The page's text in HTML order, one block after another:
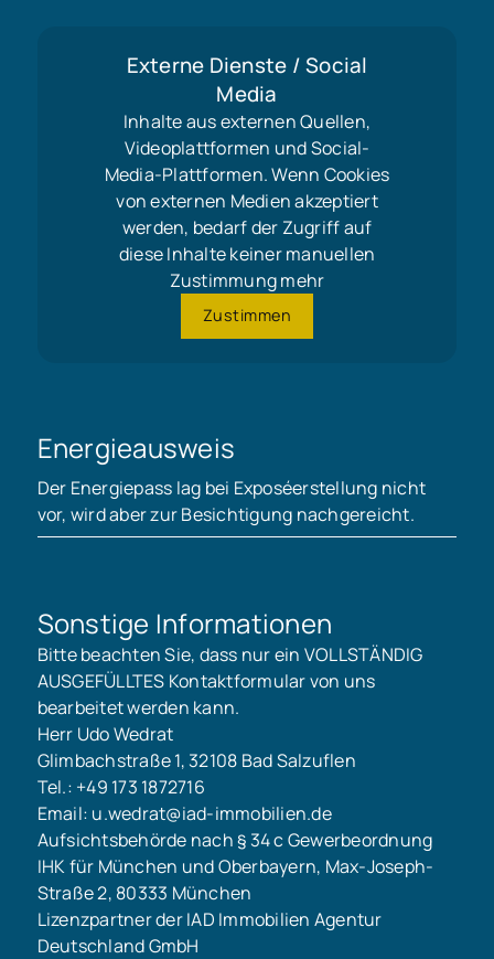
Externe Dienste / Social
Media
Inhalte aus externen Quellen,
Videoplattformen und Social-
Media-Plattformen. Wenn Cookies
von externen Medien akzeptiert
werden, bedarf der Zugriff auf
diese Inhalte keiner manuellen
Zustimmung mehr
Zustimmen
Energieausweis
Der Energiepass lag bei Exposéerstellung nicht
vor, wird aber zur Besichtigung nachgereicht.
Sonstige Informationen
Bitte beachten Sie, dass nur ein VOLLSTÄNDIG
AUSGEFÜLLTES Kontaktformular von uns
bearbeitet werden kann.
Herr Udo Wedrat
Glimbachstraße 1, 32108 Bad Salzuflen
Tel.: +49 173 1872716
Email: u.wedrat@iad-immobilien.de
Aufsichtsbehörde nach § 34 c Gewerbeordnung
IHK für München und Oberbayern, Max-Joseph-
Straße 2, 80333 München
Lizenzpartner der IAD Immobilien Agentur
Deutschland GmbH